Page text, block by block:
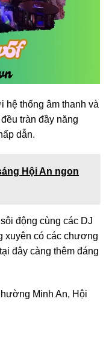
hệ thống âm thanh và
tràn đầy năng
dẫn.
Hội An ngon
động cùng các DJ
xuyên có các chương
đây càng thêm đáng
Minh An, Hội